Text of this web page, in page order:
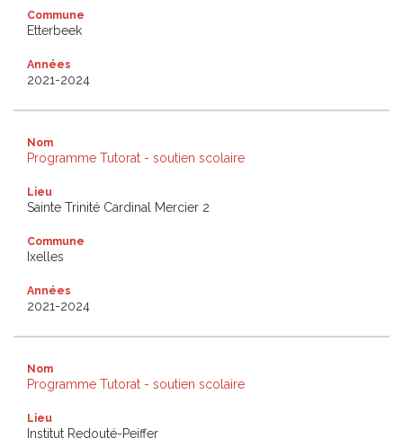
Commune
Etterbeek
Années
2021-2024
Nom
Programme Tutorat - soutien scolaire
Lieu
Sainte Trinité Cardinal Mercier 2
Commune
Ixelles
Années
2021-2024
Nom
Programme Tutorat - soutien scolaire
Lieu
Institut Redouté-Peiffer